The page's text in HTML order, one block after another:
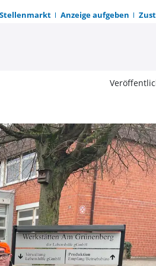
Stellenmarkt Anzeige aufgeben